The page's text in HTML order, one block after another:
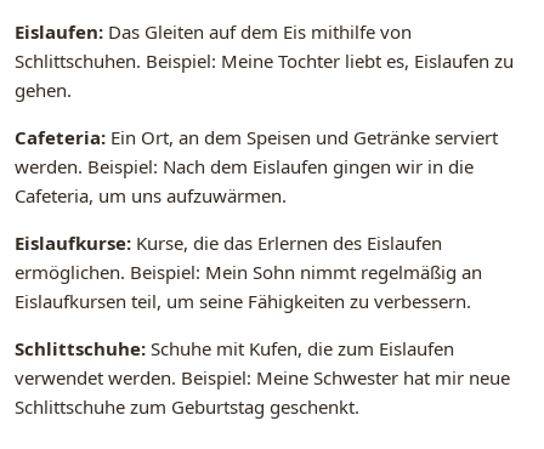
Eislaufen: Das Gleiten auf dem Eis mithilfe von
Schlittschuhen. Beispiel: Meine Tochter liebt es, Eislaufen zu
gehen.
Cafeteria: Ein Ort, an dem Speisen und Getränke serviert
werden. Beispiel: Nach dem Eislaufen gingen wir in die
Cafeteria, um uns aufzuwärmen.
Eislaufkurse: Kurse, die das Erlernen des Eislaufen
ermöglichen. Beispiel: Mein Sohn nimmt regelmäßig an
Eislaufkursen teil, um seine Fähigkeiten zu verbessern.
Schlittschuhe: Schuhe mit Kufen, die zum Eislaufen
verwendet werden. Beispiel: Meine Schwester hat mir neue
Schlittschuhe zum Geburtstag geschenkt.